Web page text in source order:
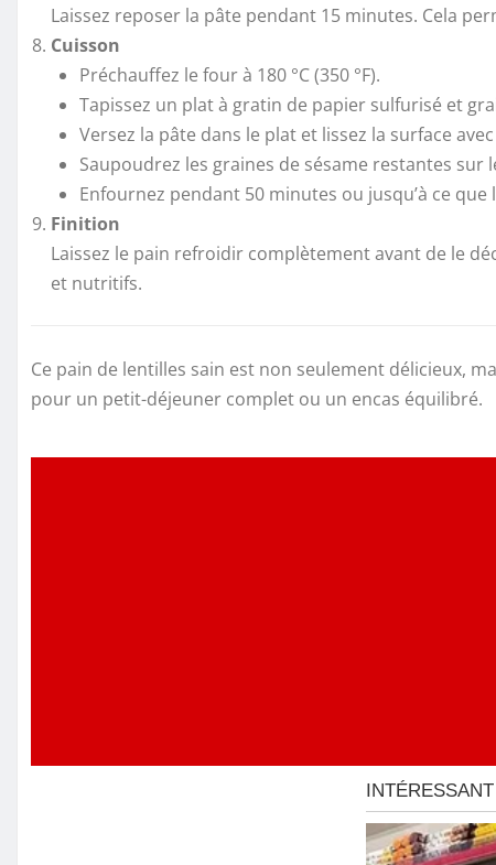
Laissez reposer la pâte pendant 15 minutes. Cela
Cuisson
Préchauffez le four à 180 °C (350 °F).
Tapissez un plat à gratin de papier sulfurisé et
Versez la pâte dans le plat et lissez la surface
Saupoudrez les graines de sésame restantes sur
Enfournez pendant 50 minutes ou jusqu’à ce
Finition
Laissez le pain refroidir complètement avant de le
et nutritifs.
Ce pain de lentilles sain est non seulement délicieux,
pour un petit-déjeuner complet ou un encas équilibré.